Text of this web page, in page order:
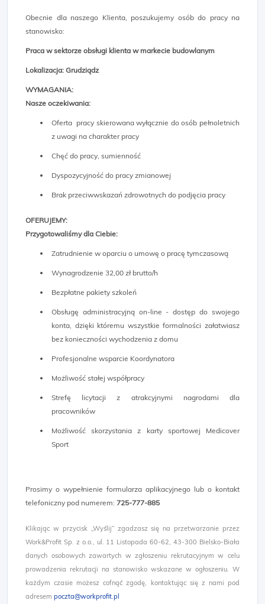
Obecnie dla naszego Klienta, poszukujemy osób do pracy na
stanowisko:
Praca w sektorze obsługi klienta w markecie budowlanym
Lokalizacja: Grudziądz
WYMAGANIA:
Nasze oczekiwania:
Oferta pracy skierowana wyłącznie do osób pełnoletnich
z uwagi na charakter pracy
Chęć do pracy, sumienność
Dyspozycyjność do pracy zmianowej
Brak przeciwwskazań zdrowotnych do podjęcia pracy
OFERUJEMY:
Przygotowaliśmy dla Ciebie:
Zatrudnienie w oparciu o umowę o pracę tymczasową
Wynagrodzenie 32,00 zł brutto/h
Bezpłatne pakiety szkoleń
Obsługę administracyjną on-line - dostęp do swojego
konta, dzięki któremu wszystkie formalności załatwiasz
bez konieczności wychodzenia z domu
Profesjonalne wsparcie Koordynatora
Możliwość stałej współpracy
Strefę licytacji z atrakcyjnymi nagrodami dla
pracowników
Możliwość skorzystania z karty sportowej Medicover
Sport
Prosimy o wypełnienie formularza aplikacyjnego lub o kontakt
telefoniczny pod numerem: 725-777-885​
Klikając w przycisk „Wyślij” zgadzasz się na przetwarzanie przez
Work&Profit Sp. z o.o., ul. 11 Listopada 60-62, 43-300 Bielsko-Biała
danych osobowych zawartych w zgłoszeniu rekrutacyjnym w celu
prowadzenia rekrutacji na stanowisko wskazane w ogłoszeniu. W
każdym czasie możesz cofnąć zgodę, kontaktując się z nami pod
adresem poczta@workprofit.pl